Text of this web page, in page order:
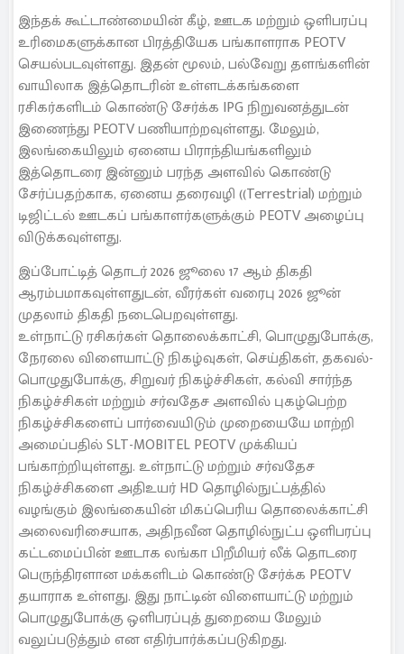
இந்தக் கூட்டாண்மையின் கீழ், ஊடக மற்றும் ஒளிபரப்பு
உரிமைகளுக்கான பிரத்தியேக பங்காளராக PEOTV
செயல்படவுள்ளது. இதன் மூலம், பல்வேறு தளங்களின்
வாயிலாக இத்தொடரின் உள்ளடக்கங்களை
ரசிகர்களிடம் கொண்டு சேர்க்க IPG நிறுவனத்துடன்
இணைந்து PEOTV பணியாற்றவுள்ளது. மேலும்,
இலங்கையிலும் ஏனைய பிராந்தியங்களிலும்
இத்தொடரை இன்னும் பரந்த அளவில் கொண்டு
சேர்ப்பதற்காக, ஏனைய தரைவழி ((Terrestrial) மற்றும்
டிஜிட்டல் ஊடகப் பங்காளர்களுக்கும் PEOTV அழைப்பு
விடுக்கவுள்ளது.
இப்போட்டித் தொடர் 2026 ஜூலை 17 ஆம் திகதி
ஆரம்பமாகவுள்ளதுடன், வீரர்கள் வரைபு 2026 ஜூன்
முதலாம் திகதி நடைபெறவுள்ளது.
உள்நாட்டு ரசிகர்கள் தொலைக்காட்சி, பொழுதுபோக்கு,
நேரலை விளையாட்டு நிகழ்வுகள், செய்திகள், தகவல்-
பொழுதுபோக்கு, சிறுவர் நிகழ்ச்சிகள், கல்வி சார்ந்த
நிகழ்ச்சிகள் மற்றும் சர்வதேச அளவில் புகழ்பெற்ற
நிகழ்ச்சிகளைப் பார்வையிடும் முறையையே மாற்றி
அமைப்பதில் SLT-MOBITEL PEOTV முக்கியப்
பங்காற்றியுள்ளது. உள்நாட்டு மற்றும் சர்வதேச
நிகழ்ச்சிகளை அதிஉயர் HD தொழில்நுட்பத்தில்
வழங்கும் இலங்கையின் மிகப்பெரிய தொலைக்காட்சி
அலைவரிசையாக, அதிநவீன தொழில்நுட்ப ஒளிபரப்பு
கட்டமைப்பின் ஊடாக லங்கா பிறீமியர் லீக் தொடரை
பெருந்திரளான மக்களிடம் கொண்டு சேர்க்க PEOTV
தயாராக உள்ளது. இது நாட்டின் விளையாட்டு மற்றும்
பொழுதுபோக்கு ஒளிபரப்புத் துறையை மேலும்
வலுப்படுத்தும் என எதிர்பார்க்கப்படுகிறது.